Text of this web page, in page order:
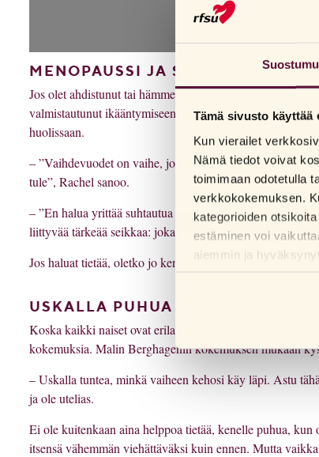
Tämä sivusto käyttää
Kun vierailet
Nämä tiedot voivat
toimimaan odotetulla
verkkokokemuksen.
kategorioiden
estäminen voi
aiemmin ja
MENOPAUSSI JA SOPEUTUMINEN
Jos olet ahdistunut tai hämmentynyt vaihdevuosista, et
valmistautunut ikääntymiseen ja vaihdevuosiin. Rachel
huolissaan.
– ”Vaihdevuodet on vaihe, johon astut. Uskon, että
tule”, Rachel sanoo.
– ”En halua yrittää suhtautua kielteisesti vaihdevuosiin,
liittyvää tärkeää seikkaa: jokainen ihminen on erilainen.
Jos haluat tietää, oletko jo kenties vaihdevuosissa,voit
USKALLA PUHUA JA HAKEA
Koska kaikki naiset ovat erilaisia, on luonnollista, että
kokemuksia. Malin Berghagenin kokemuksen mukaan
– Uskalla tuntea, minkä vaiheen kehosi käy läpi. Astu
ja ole utelias.
Ei ole kuitenkaan aina helppoa tietää, kenelle puhua, kun
itsensä vähemmän viehättäväksi kuin ennen. Mutta